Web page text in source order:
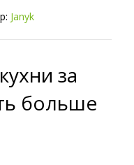
Janyk
за
больше